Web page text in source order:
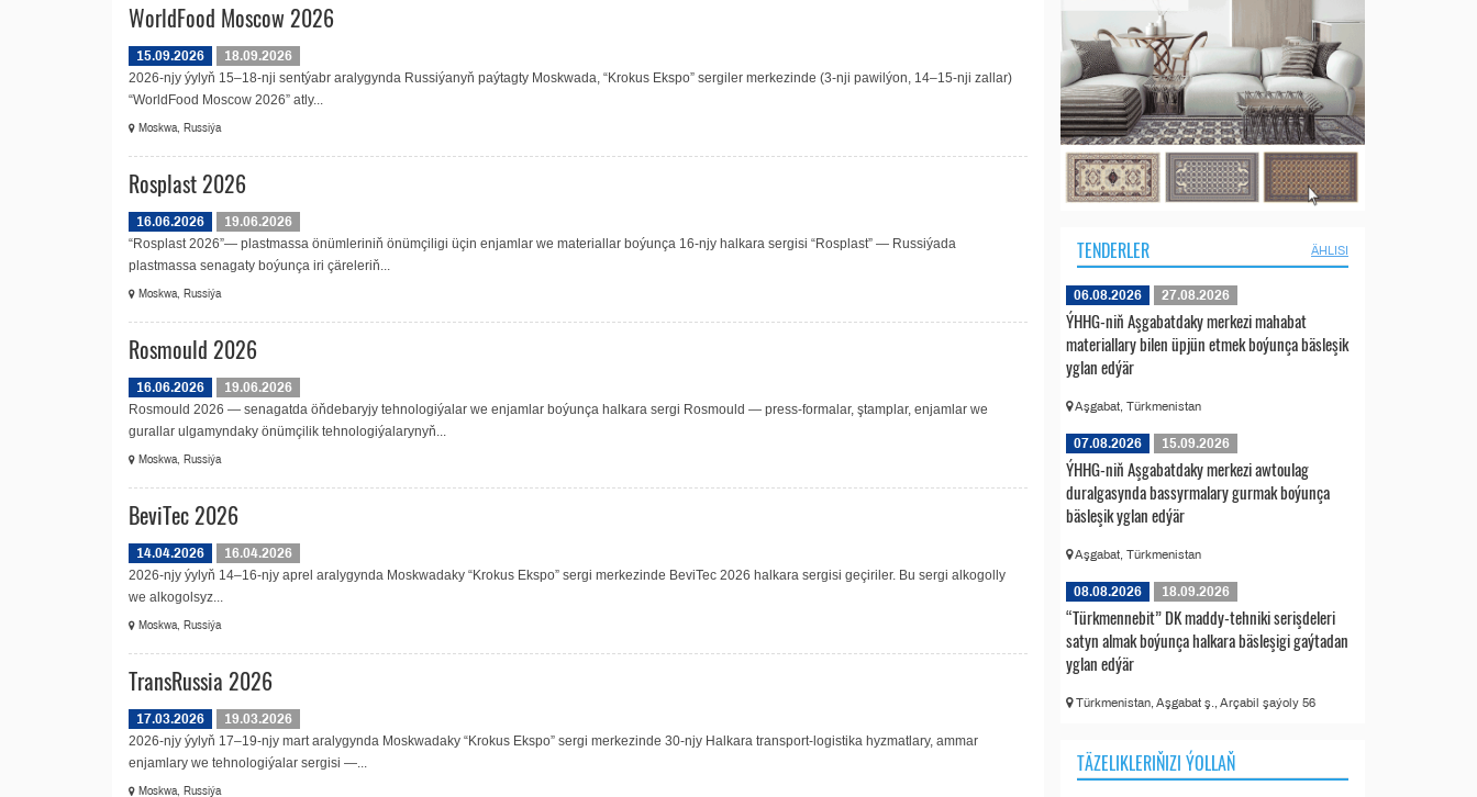
WorldFood Moscow 2026
15.09.2026
18.09.2026
2026-njy ýylyň 15–18-nji sentýabr aralygynda Russiýanyň paýtagty Moskwada, “Krokus Ekspo” sergiler merkezinde (3-nji pawilýon, 14–15-nji zallar)
“WorldFood Moscow 2026” atly...
Moskwa, Russiýa
Rosplast 2026
16.06.2026
19.06.2026
“Rosplast 2026”— plastmassa önümleriniň önümçiligi üçin enjamlar we materiallar boýunça 16-njy halkara sergisi “Rosplast” — Russiýada
plastmassa senagaty boýunça iri çäreleriň...
Moskwa, Russiýa
Rosmould 2026
16.06.2026
19.06.2026
Rosmould 2026 — senagatda öňdebaryjy tehnologiýalar we enjamlar boýunça halkara sergi Rosmould — press-formalar, ştamplar, enjamlar we
gurallar ulgamyndaky önümçilik tehnologiýalarynyň...
Moskwa, Russiýa
BeviTec 2026
14.04.2026
16.04.2026
2026-njy ýylyň 14–16-njy aprel aralygynda Moskwadaky “Krokus Ekspo” sergi merkezinde BeviTec 2026 halkara sergisi geçiriler. Bu sergi alkogolly
we alkogolsyz...
Moskwa, Russiýa
TransRussia 2026
17.03.2026
19.03.2026
2026-njy ýylyň 17–19-njy mart aralygynda Moskwadaky “Krokus Ekspo” sergi merkezinde 30-njy Halkara transport-logistika hyzmatlary, ammar
enjamlary we tehnologiýalar sergisi —...
Moskwa, Russiýa
TENDERLER ÄHLISI
06.08.2026 27.08.2026
ÝHHG-niň Aşgabatdaky merkezi mahabat
materiallary bilen üpjün etmek boýunça bäsleşik
yglan edýär
Aşgabat, Türkmenistan
07.08.2026 15.09.2026
ÝHHG-niň Aşgabatdaky merkezi awtoulag
duralgasynda bassyrmalary gurmak boýunça
bäsleşik yglan edýär
Aşgabat, Türkmenistan
08.08.2026 18.09.2026
“Türkmennebit” DK maddy-tehniki serişdeleri
satyn almak boýunça halkara bäsleşigi gaýtadan
yglan edýär
Türkmenistan, Aşgabat ş., Arçabil şaýoly 56
TÄZELIKLERIŇIZI ÝOLLAŇ